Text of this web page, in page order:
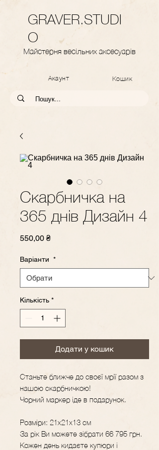
GRAVER.STUDI
O
Майстерня весільних аксесуарів
Акаунт Кошик
Скарбничка на
365 днів Дизайн 4
550,00 ₴Ціна
Варіанти *
Кількість *
Додати у кошик
Станьте ближче до своєї мрії разом з
нашою скарбничкою!
Чорний маркер іде в подарунок.
Розміри: 21х21х13 см
За рік Ви можете зібрати 66 795 грн.
Кожен день кидаєте купюри і